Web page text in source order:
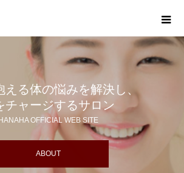
える体の悩みを解決し、
チャージするサロン
HANAHA OFFICIAL WEB SITE
ABOUT